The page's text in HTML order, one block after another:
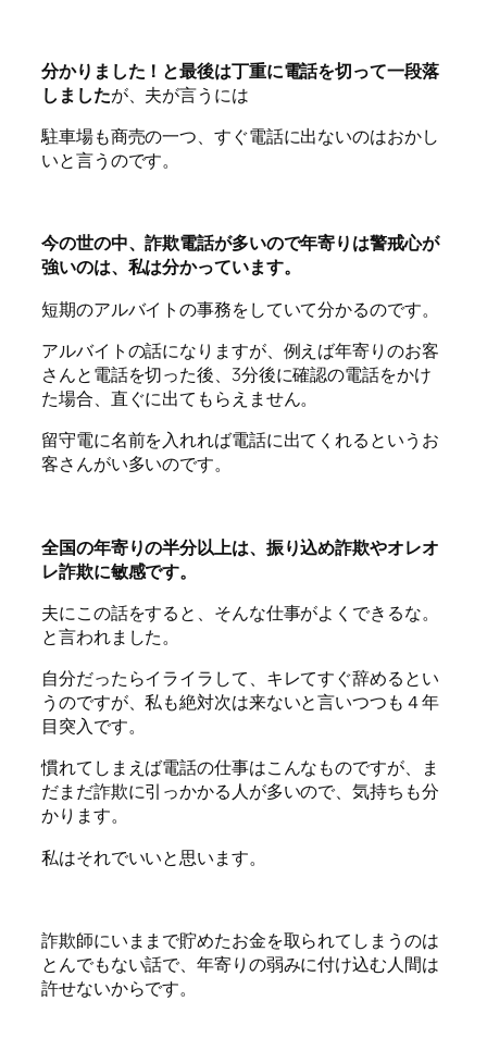
分かりました！と最後は丁重に電話を切って一段落
しましたが、夫が言うには
駐車場も商売の一つ、すぐ電話に出ないのはおかし
いと言うのです。
今の世の中、詐欺電話が多いので年寄りは警戒心が
強いのは、私は分かっています。
短期のアルバイトの事務をしていて分かるのです。
アルバイトの話になりますが、例えば年寄りのお客
さんと電話を切った後、3分後に確認の電話をかけ
た場合、直ぐに出てもらえません。
留守電に名前を入れれば電話に出てくれるというお
客さんがい多いのです。
全国の年寄りの半分以上は、振り込め詐欺やオレオ
レ詐欺に敏感です。
夫にこの話をすると、そんな仕事がよくできるな。
と言われました。
自分だったらイライラして、キレてすぐ辞めるとい
うのですが、私も絶対次は来ないと言いつつも４年
目突入です。
慣れてしまえば電話の仕事はこんなものですが、ま
だまだ詐欺に引っかかる人が多いので、気持ちも分
かります。
私はそれでいいと思います。
詐欺師にいままで貯めたお金を取られてしまうのは
とんでもない話で、年寄りの弱みに付け込む人間は
許せないからです。